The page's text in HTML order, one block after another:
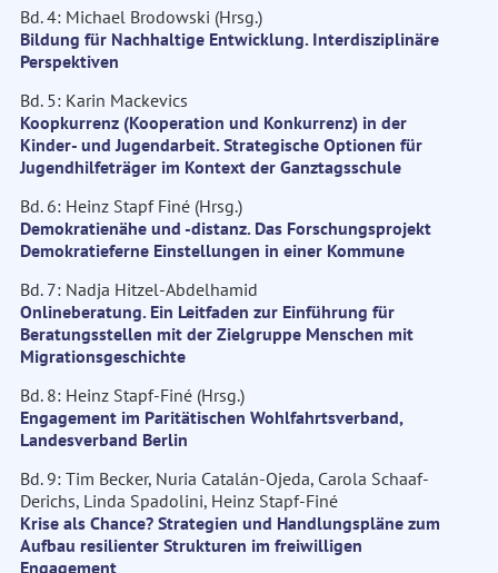
Bd. 4: Michael Brodowski (Hrsg.)
Bildung für Nachhaltige Entwicklung. Interdisziplinäre
Perspektiven
Bd. 5: Karin Mackevics
Koopkurrenz (Kooperation und Konkurrenz) in der
Kinder- und Jugendarbeit. Strategische Optionen für
Jugendhilfeträger im Kontext der Ganztagsschule
Bd. 6: Heinz Stapf Finé (Hrsg.)
Demokratienähe und -distanz. Das Forschungsprojekt
Demokratieferne Einstellungen in einer Kommune
Bd. 7: Nadja Hitzel-Abdelhamid
Onlineberatung. Ein Leitfaden zur Einführung für
Beratungsstellen mit der Zielgruppe Menschen mit
Migrationsgeschichte
Bd. 8: Heinz Stapf-Finé (Hrsg.)
Engagement im Paritätischen Wohlfahrtsverband,
Landesverband Berlin
Bd. 9: Tim Becker, Nuria Catalán-Ojeda, Carola Schaaf-
Derichs, Linda Spadolini, Heinz Stapf-Finé
Krise als Chance? Strategien und Handlungspläne zum
Aufbau resilienter Strukturen im freiwilligen
Engagement